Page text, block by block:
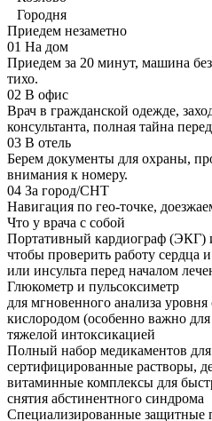
Городня
Приедем незаметно
01 На дом
Приедем за 20 минут, машина
тихо.
02 В офис
Врач в гражданской одежде,
консультанта, полная тайна
03 В отель
Берем документы для охраны,
внимания к номеру.
04 За город/СНТ
Навигация по гео-точке,
Что у врача с собой
Портативный кардиограф (ЭКГ)
чтобы проверить работу сердца
или инсульта перед началом
Глюкометр и пульсоксиметр
для мгновенного анализа
кислородом (особенно важно
тяжелой интоксикацией
Полный набор медикаментов
сертифицированные растворы,
витаминные комплексы для
снятия абстинентного синдрома
Специализированные защитные